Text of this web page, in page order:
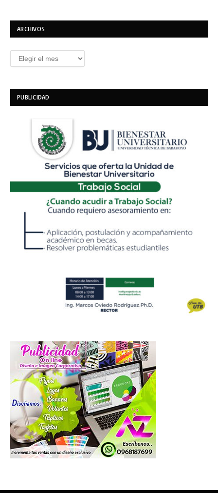
ARCHIVOS
Archivos
PUBLICIDAD